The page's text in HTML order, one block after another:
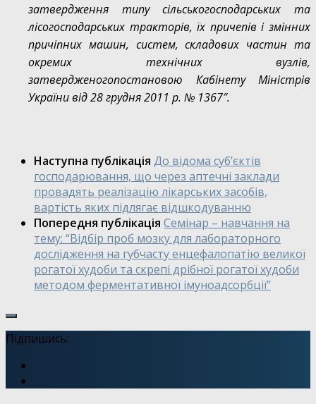
затвердження типу сільськогосподарських та
лісогосподарських тракторів, їх причепів і змінних
причіпних машин, систем, складових частин та
окремих технічних вузлів,
затвердженогопостановою Кабінету Міністрів
України від 28 грудня 2011 р. № 1367″.
Наступна публікація До відома суб’єктів
господарювання, що через аптечні заклади
провадять реалізацію лікарських засобів,
вартість яких підлягає відшкодуванню
Попередня публікація Семінар – навчання на
тему: “Відбір проб мозку для лабораторного
дослідження на губчасту енцефалопатію великої
рогатої худоби та скрепі дрібної рогатої худоби
методом ферментативної імуноадсорбції”
Підпишись: